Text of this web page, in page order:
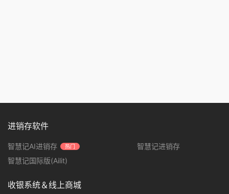
进销存软件
智慧记AI进销存 热门
智慧记进销存
智慧记国际版(Ailit)
收银系统＆线上商城